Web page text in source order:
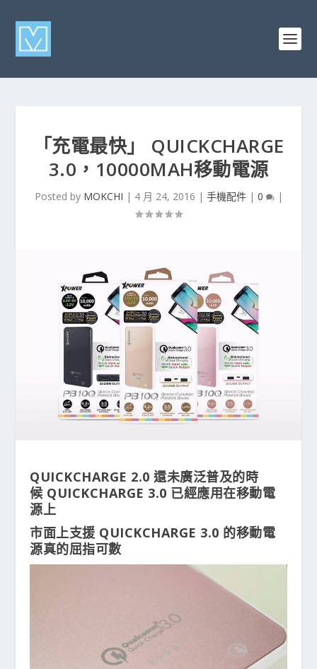
「充電最快」 QUICKCHARGE
3.0，10000MAH移動電源
Posted by MOKCHI | 4 月 24, 2016 | 手機配件| 0 |
QUICKCHARGE 2.0 還未廣泛普及的時
候 QUICKCHARGE 3.0 已經應用在移動電
源上
市面上支援 QUICKCHARGE 3.0 的移動電
源真的屈指可數